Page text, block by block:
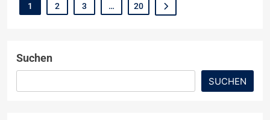
1 2 3 … 20
Suchen
SUCHEN